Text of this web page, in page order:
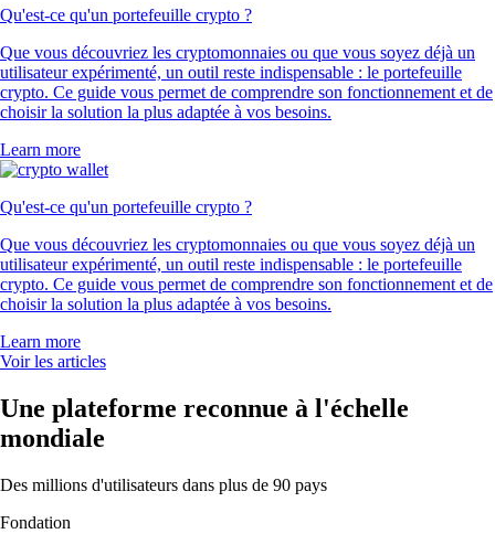
Qu'est-ce qu'un portefeuille crypto ?
Que vous découvriez les cryptomonnaies ou que vous soyez déjà un
utilisateur expérimenté, un outil reste indispensable : le portefeuille
crypto. Ce guide vous permet de comprendre son fonctionnement et de
choisir la solution la plus adaptée à vos besoins.
Learn more
Qu'est-ce qu'un portefeuille crypto ?
Que vous découvriez les cryptomonnaies ou que vous soyez déjà un
utilisateur expérimenté, un outil reste indispensable : le portefeuille
crypto. Ce guide vous permet de comprendre son fonctionnement et de
choisir la solution la plus adaptée à vos besoins.
Learn more
Voir les articles
Une plateforme reconnue à l'échelle
mondiale
Des millions d'utilisateurs dans plus de 90 pays
Fondation